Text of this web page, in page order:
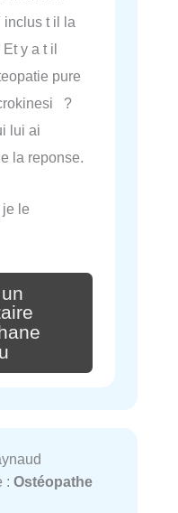
inclus t il la
y a t il
pure
?
lui ai
la reponse.
le
: Ostéopathe